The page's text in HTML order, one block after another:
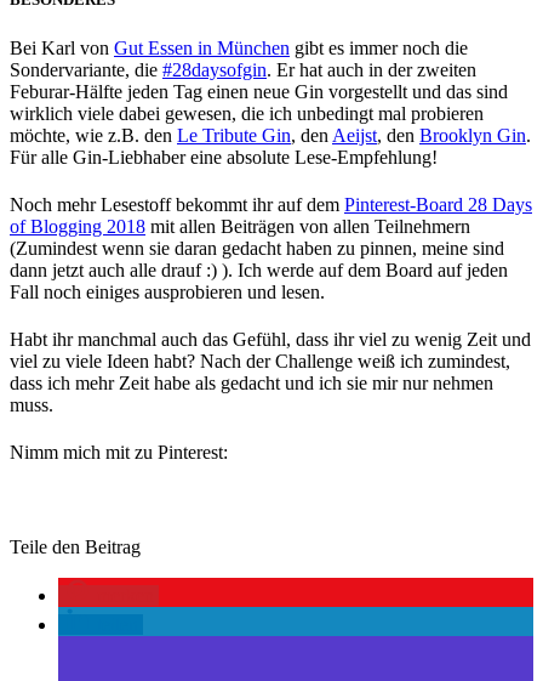
Bei Karl von Gut Essen in München gibt es immer noch die
Sondervariante, die #28daysofgin. Er hat auch in der zweiten
Feburar-Hälfte jeden Tag einen neue Gin vorgestellt und das sind
wirklich viele dabei gewesen, die ich unbedingt mal probieren
möchte, wie z.B. den Le Tribute Gin, den Aeijst, den Brooklyn Gin.
Für alle Gin-Liebhaber eine absolute Lese-Empfehlung!
Noch mehr Lesestoff bekommt ihr auf dem Pinterest-Board 28 Days
of Blogging 2018 mit allen Beiträgen von allen Teilnehmern
(Zumindest wenn sie daran gedacht haben zu pinnen, meine sind
dann jetzt auch alle drauf :) ). Ich werde auf dem Board auf jeden
Fall noch einiges ausprobieren und lesen.
Habt ihr manchmal auch das Gefühl, dass ihr viel zu wenig Zeit und
viel zu viele Ideen habt? Nach der Challenge weiß ich zumindest,
dass ich mehr Zeit habe als gedacht und ich sie mir nur nehmen
muss.
Nimm mich mit zu Pinterest:
Teile den Beitrag